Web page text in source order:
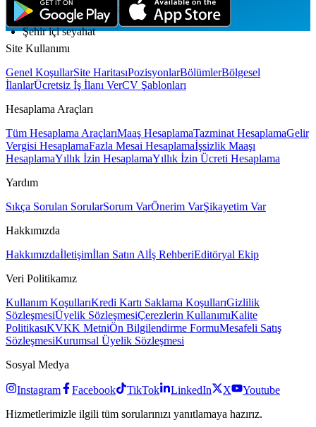
Tam zamanlı, hibrit (saha + ofis)
Şehir içi seyahat
Site Kullanımı
Genel KoşullarSite HaritasıPozisyonlarBölümlerBölgesel
İlanlarÜcretsiz İş İlanı VerCV Şablonları
Hesaplama Araçları
Tüm Hesaplama AraçlarıMaaş HesaplamaTazminat HesaplamaGelir
Vergisi HesaplamaFazla Mesai Hesaplamaİşsizlik Maaşı
HesaplamaYıllık İzin HesaplamaYıllık İzin Ücreti Hesaplama
Yardım
Sıkça Sorulan SorularSorum VarÖnerim VarŞikayetim Var
Hakkımızda
Hakkımızdaİletişimİlan Satın Alİş RehberiEditöryal Ekip
Veri Politikamız
Kullanım KoşullarıKredi Kartı Saklama KoşullarıGizlilik
SözleşmesiÜyelik SözleşmesiÇerezlerin KullanımıKalite
PolitikasıKVKK MetniÖn Bilgilendirme FormuMesafeli Satış
SözleşmesiKurumsal Üyelik Sözleşmesi
Sosyal Medya
Instagram Facebook TikTok LinkedIn X
Youtube
Hizmetlerimizle ilgili tüm sorularınızı yanıtlamaya hazırız.